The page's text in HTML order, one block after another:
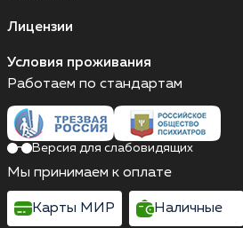
Лицензии
Условия проживания
Работаем по стандартам
Версия для слабовидящих
Мы принимаем к оплате
Карты МИР Наличные